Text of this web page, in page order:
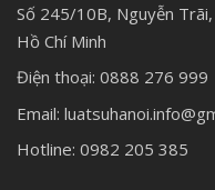
Số 245/10B, Nguyễn
Hồ Chí Minh
Điện thoại: 0888 276 999
Email:
Hotline: 0982 205 385